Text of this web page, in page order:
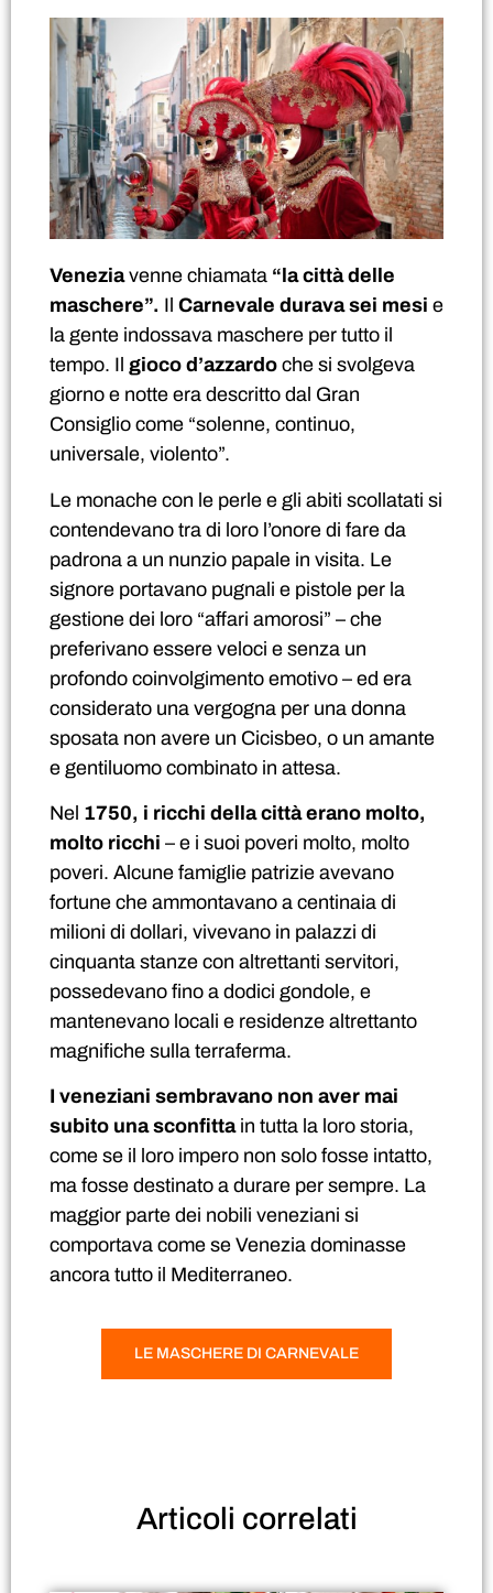
Veneziavenne chiamata “la città delle
maschere”. Il Carnevale durava sei mesi e
la gente indossava maschere per tutto il
tempo. Il gioco d’azzardo che si svolgeva
giorno e notte era descritto dal Gran
Consiglio come “solenne, continuo,
universale, violento”.
Le monache con le perle e gli abiti scollatati si
contendevano tra di loro l’onore di fare da
padrona a un nunzio papale in visita. Le
signore portavano pugnali e pistole per la
gestione dei loro “affari amorosi” – che
preferivano essere veloci e senza un
profondo coinvolgimento emotivo – ed era
considerato una vergogna per una donna
sposata non avere un Cicisbeo, o un amante
e gentiluomo combinato in attesa.
Nel 1750, i ricchi della città erano molto,
molto ricchi – e i suoi poveri molto, molto
poveri. Alcune famiglie patrizie avevano
fortune che ammontavano a centinaia di
milioni di dollari, vivevano in palazzi di
cinquanta stanze con altrettanti servitori,
possedevano fino a dodici gondole, e
mantenevano locali e residenze altrettanto
magnifiche sulla terraferma.
I veneziani sembravano non aver mai
subito una sconfittain tutta la loro storia,
come se il loro impero non solo fosse intatto,
ma fosse destinato a durare per sempre. La
maggior parte dei nobili veneziani si
comportava come se Venezia dominasse
ancora tutto il Mediterraneo.
LE MASCHERE DI CARNEVALE
Articoli correlati